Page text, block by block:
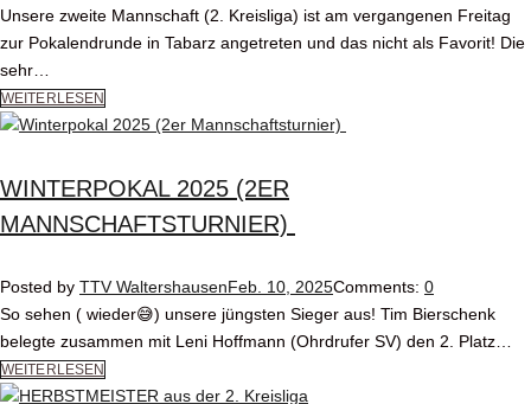
Unsere zweite Mannschaft (2. Kreisliga) ist am vergangenen Freitag
zur Pokalendrunde in Tabarz angetreten und das nicht als Favorit! Die
sehr…
WEITERLESEN
WINTERPOKAL 2025 (2ER
MANNSCHAFTSTURNIER)
Posted by TTV WaltershausenFeb. 10, 2025Comments: 0
So sehen ( wieder😅) unsere jüngsten Sieger aus! Tim Bierschenk
belegte zusammen mit Leni Hoffmann (Ohrdrufer SV) den 2. Platz…
WEITERLESEN